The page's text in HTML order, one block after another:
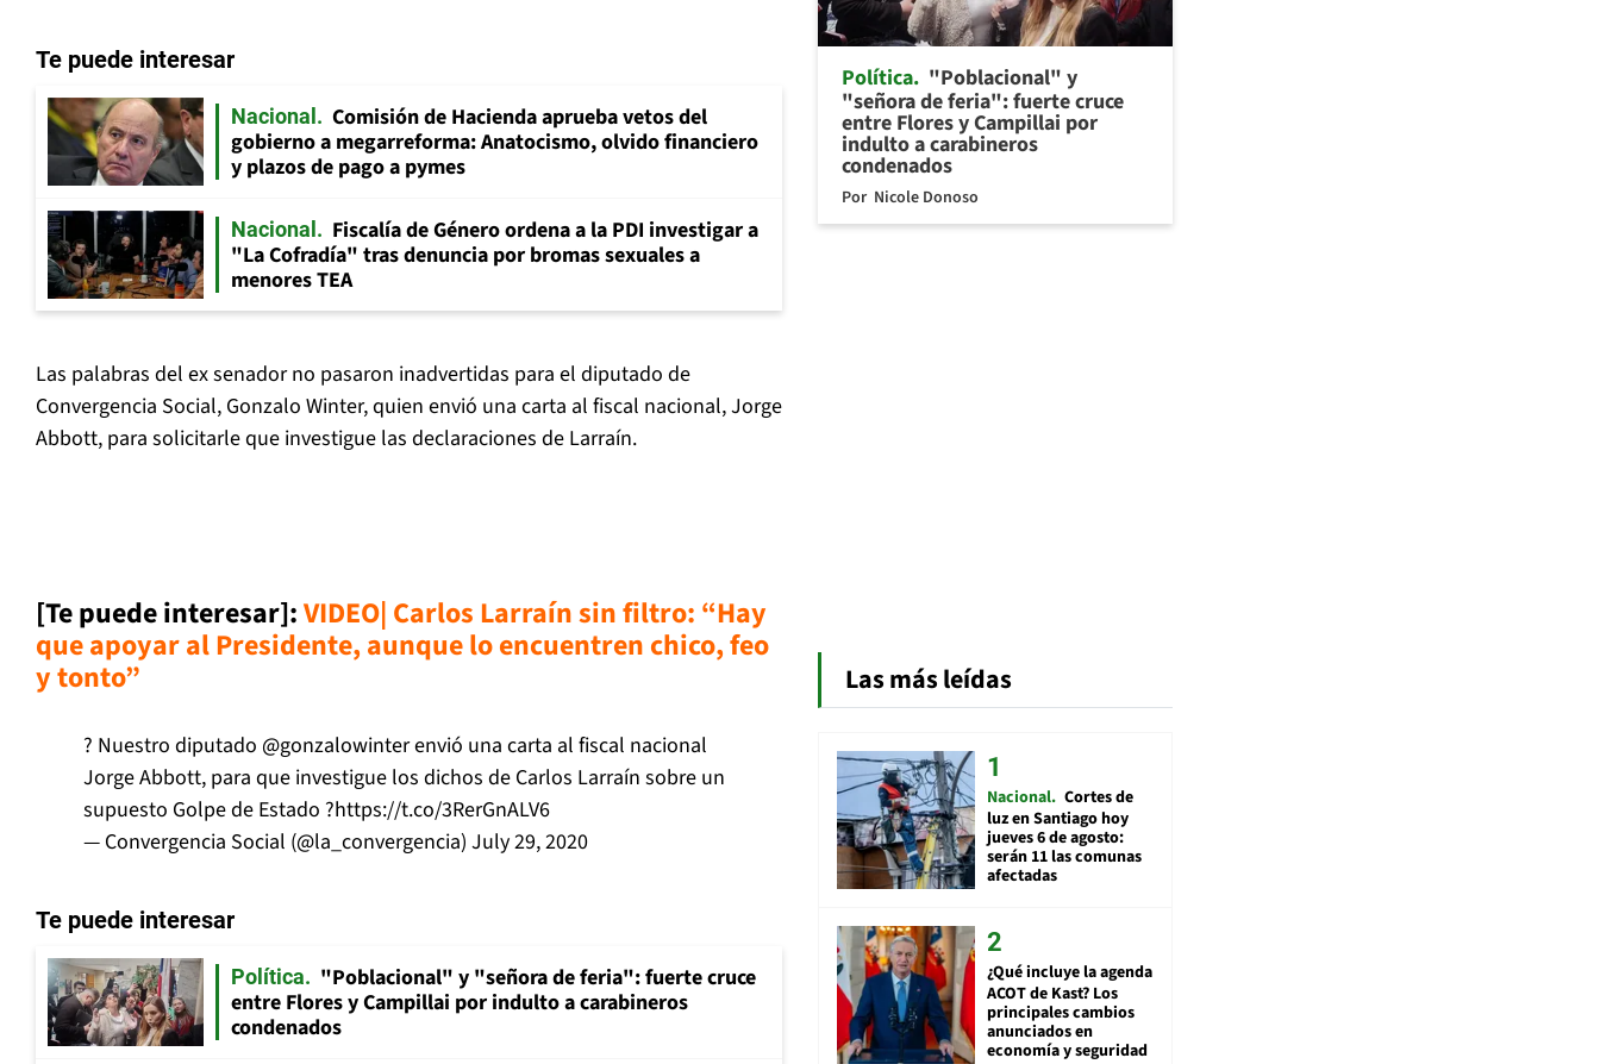
Te puede interesar
Nacional
Comisión de Hacienda aprueba vetos del
gobierno a megarreforma: Anatocismo, olvido financiero
y plazos de pago a pymes
Nacional
Fiscalía de Género ordena a la PDI investigar a
"La Cofradía" tras denuncia por bromas sexuales a
menores TEA
Las palabras del ex senador no pasaron inadvertidas para el diputado de
Convergencia Social, Gonzalo Winter, quien envió una carta al fiscal nacional, Jorge
Abbott, para solicitarle que investigue las declaraciones de Larraín.
[Te puede interesar]:VIDEO| Carlos Larraín sin filtro: “Hay
que apoyar al Presidente, aunque lo encuentren chico, feo
y tonto”
? Nuestro diputado @gonzalowinterenvió una carta al fiscal nacional
Jorge Abbott, para que investigue los dichos de Carlos Larraín sobre un
supuesto Golpe de Estado ?https://t.co/3RerGnALV6
— Convergencia Social (@la_convergencia) July 29, 2020
Te puede interesar
Política
"Poblacional" y "señora de feria": fuerte cruce
entre Flores y Campillai por indulto a carabineros
condenados
Política "Poblacional" y
"señora de feria": fuerte cruce
entre Flores y Campillai por
indulto a carabineros
condenados
Por Nicole Donoso
Las más leídas
Nacional Cortes de
luz en Santiago hoy
jueves 6 de agosto:
serán 11 las comunas
afectadas
¿Qué incluye la agenda
ACOT de Kast? Los
principales cambios
anunciados en
economía y seguridad